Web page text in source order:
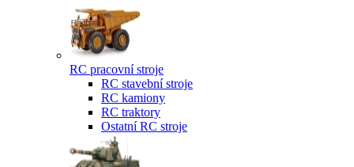
RC pracovní stroje
RC stavební stroje
RC kamiony
RC traktory
Ostatní RC stroje